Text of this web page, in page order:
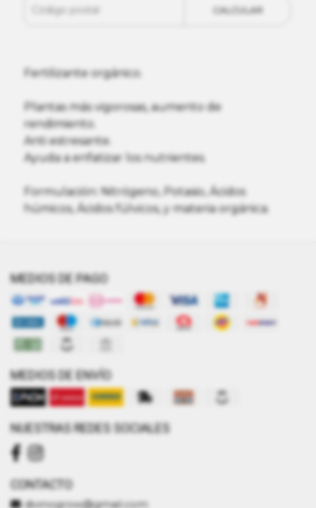
CALCULAR
Fertilizante orgánico.
Plantas más vigorosas, aumento de
rendimiento.
Anti estresante.
Ayuda a enfatizar los nutrientes.
Formulación: Nitrógeno, Potasio, Ácidos
húmicos, Ácidos fúlvicos, y materia orgánica.
MEDIOS DE PAGO
MEDIOS DE ENVÍO
NUESTRAS REDES SOCIALES
CONTACTO
divinogrow@gmail.com